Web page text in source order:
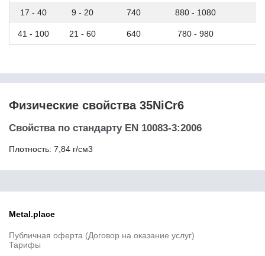
40ХН2МА
40ХС
41Cr4
41CrS4
420
42CrMoS4
440
44SMnPb28
45
45SiCrV6-2
17 - 40 9 - 20 740 880 - 1080
41 - 100 21 - 60 640 780 - 980
Физические свойства 35NiCr6
Свойства по стандарту EN 10083-3:2006
Плотность: 7,84 г/см3
Metal.place
Публичная оферта (Договор на оказание услуг)
Тарифы